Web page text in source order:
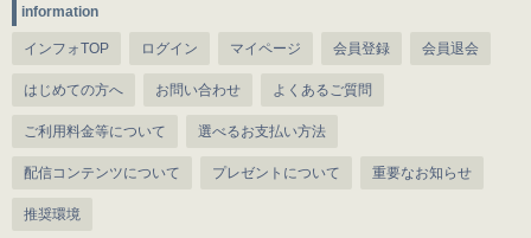
information
インフォTOP ログイン マイページ 会員登録 会員退会
はじめての方へ お問い合わせ よくあるご質問
ご利用料金等について 選べるお支払い方法
配信コンテンツについて プレゼントについて 重要なお知らせ
推奨環境